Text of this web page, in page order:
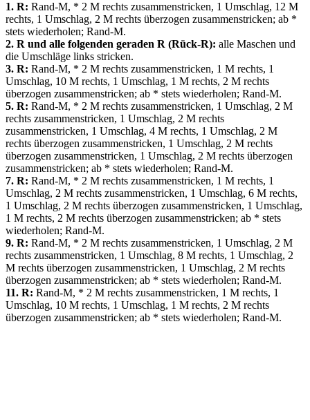
1. R: Rand-M, * 2 M rechts zusammenstricken, 1 Umschlag, 12 M
rechts, 1 Umschlag, 2 M rechts überzogen zusammenstricken; ab *
stets wiederholen; Rand-M.
2. R und alle folgenden geraden R (Rück-R): alle Maschen und
die Umschläge links stricken.
3. R: Rand-M, * 2 M rechts zusammenstricken, 1 M rechts, 1
Umschlag, 10 M rechts, 1 Umschlag, 1 M rechts, 2 M rechts
überzogen zusammenstricken; ab * stets wiederholen; Rand-M.
5. R: Rand-M, * 2 M rechts zusammenstricken, 1 Umschlag, 2 M
rechts zusammenstricken, 1 Umschlag, 2 M rechts
zusammenstricken, 1 Umschlag, 4 M rechts, 1 Umschlag, 2 M
rechts überzogen zusammenstricken, 1 Umschlag, 2 M rechts
überzogen zusammenstricken, 1 Umschlag, 2 M rechts überzogen
zusammenstricken; ab * stets wiederholen; Rand-M.
7. R: Rand-M, * 2 M rechts zusammenstricken, 1 M rechts, 1
Umschlag, 2 M rechts zusammenstricken, 1 Umschlag, 6 M rechts,
1 Umschlag, 2 M rechts überzogen zusammenstricken, 1 Umschlag,
1 M rechts, 2 M rechts überzogen zusammenstricken; ab * stets
wiederholen; Rand-M.
9. R: Rand-M, * 2 M rechts zusammenstricken, 1 Umschlag, 2 M
rechts zusammenstricken, 1 Umschlag, 8 M rechts, 1 Umschlag, 2
M rechts überzogen zusammenstricken, 1 Umschlag, 2 M rechts
überzogen zusammenstricken; ab * stets wiederholen; Rand-M.
11. R: Rand-M, * 2 M rechts zusammenstricken, 1 M rechts, 1
Umschlag, 10 M rechts, 1 Umschlag, 1 M rechts, 2 M rechts
überzogen zusammenstricken; ab * stets wiederholen; Rand-M.